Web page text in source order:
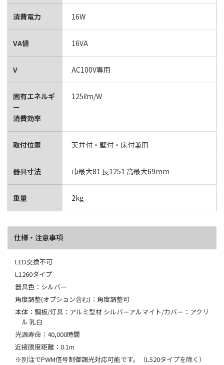
消費電力 16W
VA値 16VA
V AC100V専用
固有エネルギ
ー
消費効率
125ℓm/W
取付位置 天井付・壁付・床付兼用
器具寸法 巾最大81 長1251 高最大69mm
重量 2kg
仕様・注意事項
LED交換不可
L1260タイプ
器具色：シルバー
角度調整(オプション含む)：角度調整可
本体：鋼板/灯具：アルミ型材 シルバーアルマイト/カバー：アクリ
ル 乳白
光源寿命：40,000時間
近接限度距離：0.1m
※別注でPWM信号制御調光対応可能です。（L520タイプを除く）